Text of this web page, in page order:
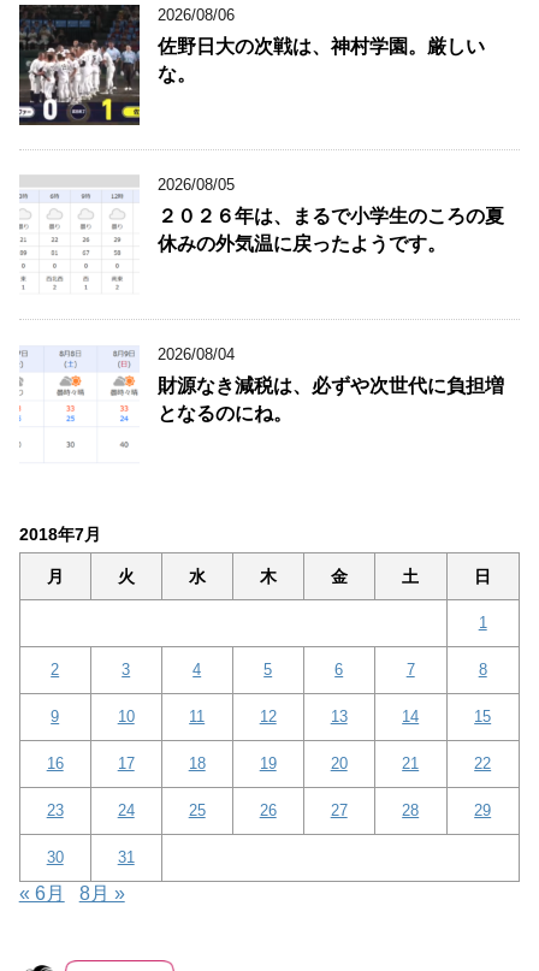
2026/08/06
佐野日大の次戦は、神村学園。厳しい
な。
2026/08/05
２０２６年は、まるで小学生のころの夏
休みの外気温に戻ったようです。
2026/08/04
財源なき減税は、必ずや次世代に負担増
となるのにね。
2018年7月
月 火 水 木 金 土 日
1
2 3 4 5 6 7 8
9 10 11 12 13 14 15
16 17 18 19 20 21 22
23 24 25 26 27 28 29
30 31
« 6月 8月 »